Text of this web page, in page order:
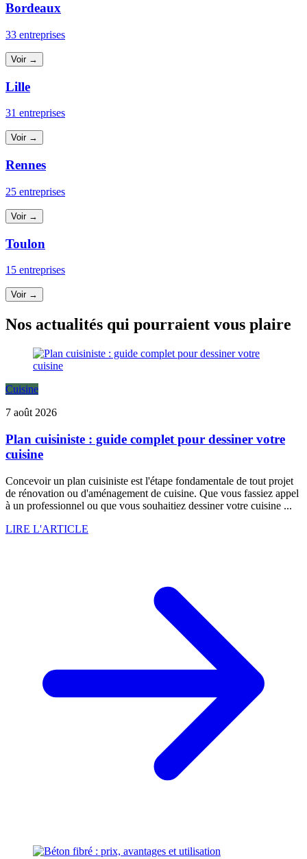
Bordeaux
33 entreprises
Voir →
Lille
31 entreprises
Voir →
Rennes
25 entreprises
Voir →
Toulon
15 entreprises
Voir →
Nos actualités qui pourraient vous plaire
Cuisine
7 août 2026
Plan cuisiniste : guide complet pour dessiner votre
cuisine
Concevoir un plan cuisiniste est l'étape fondamentale de tout projet
de rénovation ou d'aménagement de cuisine. Que vous fassiez appel
à un professionnel ou que vous souhaitiez dessiner votre cuisine ...
LIRE L'ARTICLE